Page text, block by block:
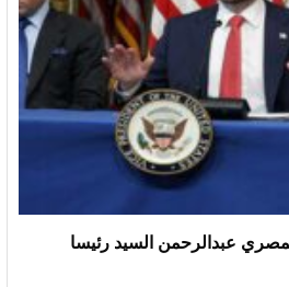
عبدالرحمن السيد رئيسا